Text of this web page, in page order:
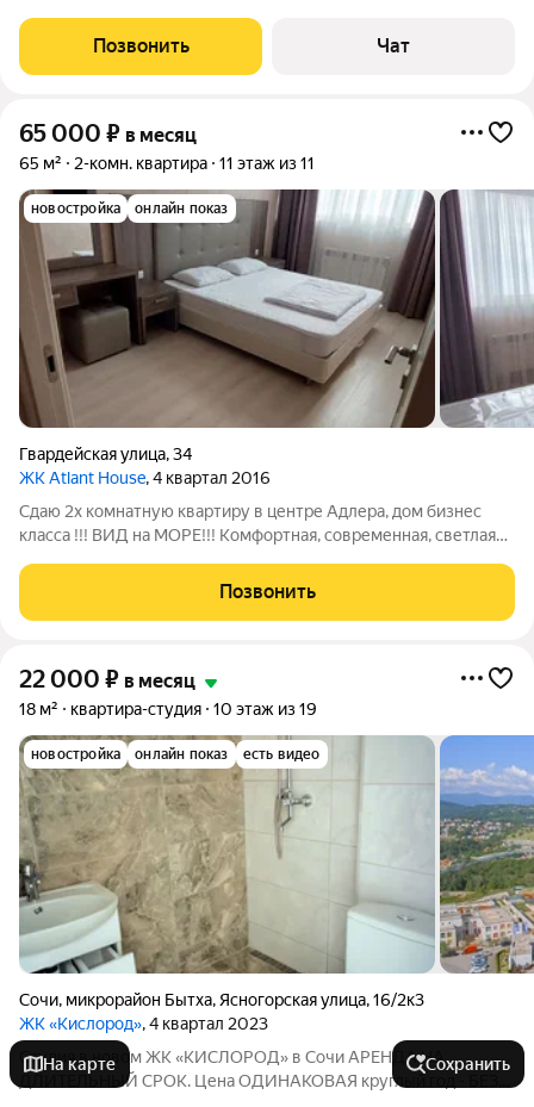
можно на электричке доехать без пробок в любой район
Большого Сочи. Здесь вы будете в
Позвонить Чат
65 000 ₽ в месяц
65 м² 2-комн. квартира 11 этаж из 11
новостройка онлайн показ
Гвардейская улица,34
ЖК Atlant House, 4 квартал 2016
Сдаю 2х комнатную квартиру в центре Адлера, дом бизнес
класса !!! ВИД на МОРЕ!!! Комфортная, современная, светлая
зонированное пространство, комнаты раздельные, есть
подземный паркинг !!! Вся
Позвонить
22 000 ₽ в месяц
18 м² квартира-студия 10 этаж из 19
новостройка онлайн показ есть видео
Сочи, микрорайон Бытха, Ясногорская улица,16/2к3
ЖК «Кислород», 4 квартал 2023
Студия в новом ЖК «КИСЛОРОД» в Сочи АРЕНДА НА
ДЛИТЕЛЬНЫЙ СРОК. Цена ОДИНАКОВАЯ круглый год - БЕЗ
На карте Сохранить